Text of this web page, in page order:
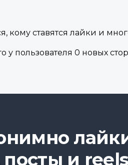
кому ставятся лайки и
пользователя 0 новых
и